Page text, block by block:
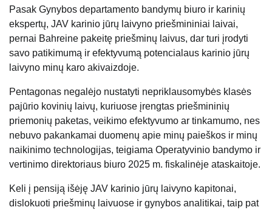
Pasak Gynybos departamento bandymų biuro ir karinių
ekspertų, JAV karinio jūrų laivyno priešmininiai laivai,
pernai Bahreine pakeitę priešminų laivus, dar turi įrodyti
savo patikimumą ir efektyvumą potencialaus karinio jūrų
laivyno minų karo akivaizdoje.
Pentagonas negalėjo nustatyti nepriklausomybės klasės
pajūrio kovinių laivų, kuriuose įrengtas priešmininių
priemonių paketas, veikimo efektyvumo ar tinkamumo, nes
nebuvo pakankamai duomenų apie minų paieškos ir minų
naikinimo technologijas, teigiama Operatyvinio bandymo ir
vertinimo direktoriaus biuro 2025 m. fiskalinėje ataskaitoje.
Keli į pensiją išėję JAV karinio jūrų laivyno kapitonai,
dislokuoti priešminų laivuose ir gynybos analitikai, taip pat